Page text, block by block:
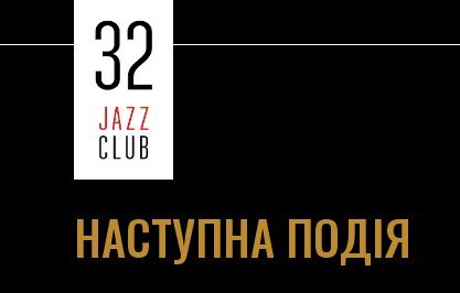
НАСТУПНА ПОДІЯ